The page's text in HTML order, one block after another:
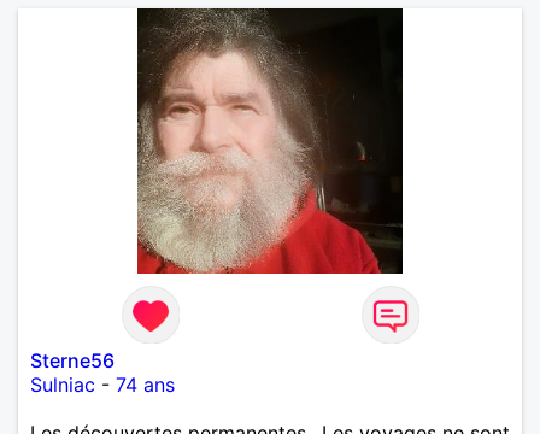
Sterne56
Sulniac - 74 ans